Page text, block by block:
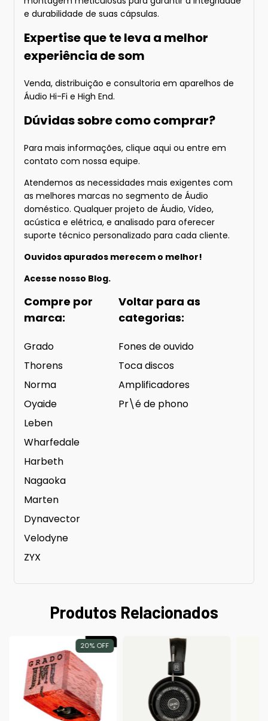
e durabilidade de suas cápsulas.
Expertise que te leva a melhor
experiência de som
Venda, distribuição e consultoria em aparelhos de
Áudio Hi-Fi e High End.
Dúvidas sobre como comprar?
Para mais informações, clique aqui ou entre em
contato com nossa equipe.
Atendemos as necessidades mais exigentes com
as melhores marcas no segmento de Áudio
doméstico. Qualquer projeto de Áudio, Vídeo,
acústica e elétrica, e analisado para oferecer
suporte técnico personalizado para cada cliente.
Ouvidos apurados merecem o melhor!
Acesse nosso Blog.
Compre por
marca:
Grado
Thorens
Norma
Oyaide
Leben
Wharfedale
Harbeth
Nagaoka
Marten
Dynavector
Velodyne
ZYX
Voltar para as
categorias:
Fones de ouvido
Toca discos
Amplificadores
Pr\é de phono
Produtos Relacionados
20%OFF